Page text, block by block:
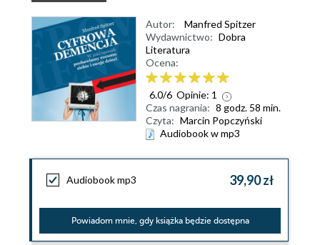
Autor:
Manfred Spitzer
Wydawnictwo: Dobra
Literatura
Ocena:
6.0/6 Opinie: 1
Czas nagrania: 8 godz. 58 min.
Czyta: Marcin Popczyński
Audiobook w mp3
Audiobook mp3 39,90 zł
Powiadom mnie, gdy książka będzie dostępna